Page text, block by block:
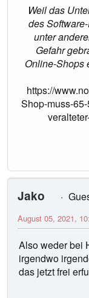
Weil das
des
unter
Gefahr
Online-Shops
https://
Shop-muss-
Jako
August 05, 2021,
Also weder bei
irgendwo
das jetzt frei